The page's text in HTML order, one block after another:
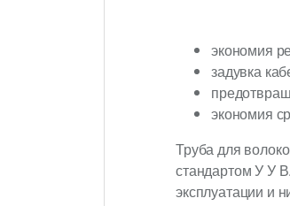
экономия
задувка
экономия
Труба для
стандартом У У
эксплуатации и